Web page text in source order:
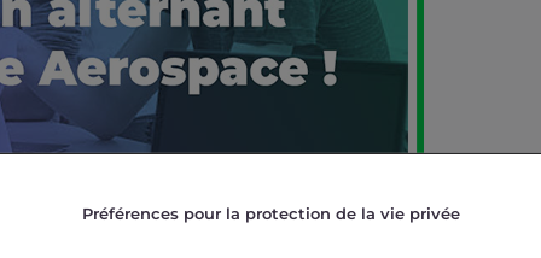
Préférences pour la protection de la vie privée